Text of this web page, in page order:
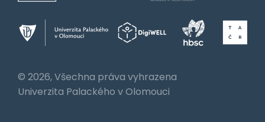
© 2026, Všechna práva vyhrazena
Univerzita Palackého v Olomouci